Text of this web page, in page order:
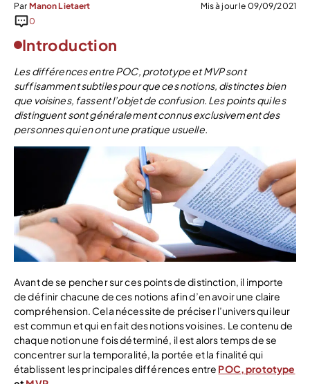
Par Manon Lietaert
Mis à jour le 09/09/2021
0
Introduction
Les différences entre POC, prototype et MVP sont
suffisamment subtiles pour que ces notions, distinctes bien
que voisines, fassent l’objet de confusion. Les points qui les
distinguent sont généralement connus exclusivement des
personnes qui en ont une pratique usuelle.
Avant de se pencher sur ces points de distinction, il importe
de définir chacune de ces notions afin d’en avoir une claire
compréhension. Cela nécessite de préciser l’univers qui leur
est commun et qui en fait des notions voisines. Le contenu de
chaque notion une fois déterminé, il est alors temps de se
concentrer sur la temporalité, la portée et la finalité qui
établissent les principales différences entre POC, prototype